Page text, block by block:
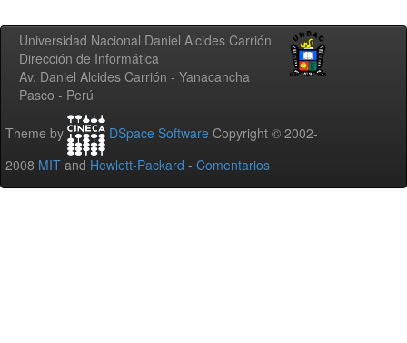
Universidad Nacional Daniel Alcides Carrión
Dirección de Informática
Av. Daniel Alcides Carrión - Yanacancha
Pasco - Perú
Theme by DSpace Software Copyright © 2002-
2008 MIT and Hewlett-Packard - Comentarios